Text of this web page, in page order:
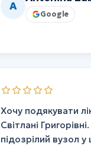
A
Google
Хочу подякувати
Світлані
підозрілий вузол у